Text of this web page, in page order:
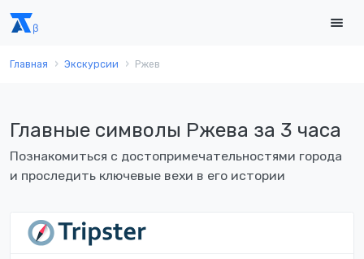
Главная Экскурсии Ржев
Главные символы Ржева за 3 часа
Познакомиться с достопримечательностями города
и проследить ключевые вехи в его истории